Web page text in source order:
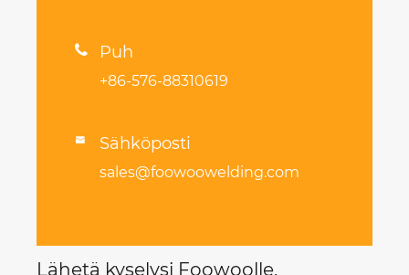
 Puh
+86-576-88310619
 Sähköposti
sales@foowoowelding.com
Lähetä kyselysi Foowoolle,